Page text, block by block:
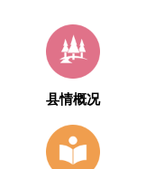
县情概况